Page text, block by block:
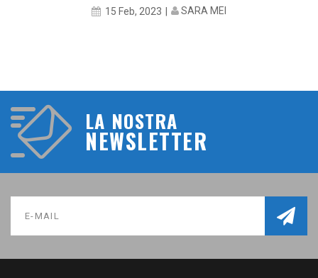
15 Feb, 2023 SARA MEI
LA NOSTRA
NEWSLETTER